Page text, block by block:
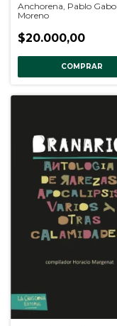
Anchorena, Pablo Gabo
Moreno
$20.000,00
COMPRAR